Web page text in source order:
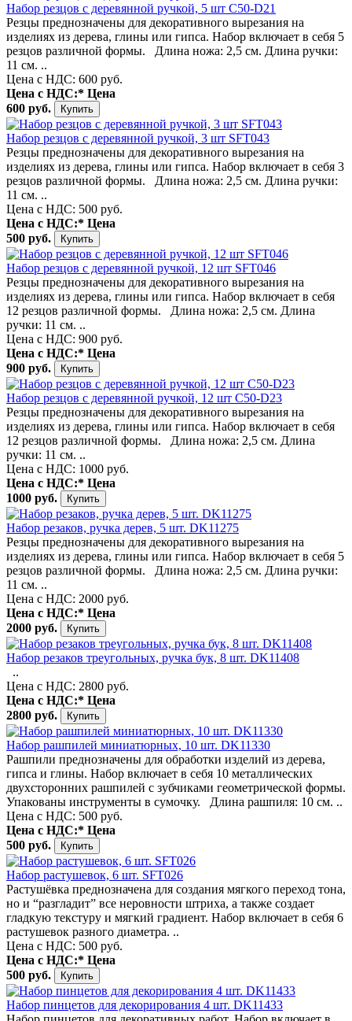
Набор резцов с деревянной ручкой, 5 шт C50-D21
Резцы преднозначены для декоративного вырезания на
изделиях из дерева, глины или гипса. Набор включает в себя 5
резцов различной формы. Длина ножа: 2,5 см. Длина ручки:
11 см. ..
Цена с НДС: 600 руб.
Цена с НДС:* Цена
600 руб.
Набор резцов с деревянной ручкой, 3 шт SFT043
Резцы преднозначены для декоративного вырезания на
изделиях из дерева, глины или гипса. Набор включает в себя 3
резцов различной формы. Длина ножа: 2,5 см. Длина ручки:
11 см. ..
Цена с НДС: 500 руб.
Цена с НДС:* Цена
500 руб.
Набор резцов с деревянной ручкой, 12 шт SFT046
Резцы преднозначены для декоративного вырезания на
изделиях из дерева, глины или гипса. Набор включает в себя
12 резцов различной формы. Длина ножа: 2,5 см. Длина
ручки: 11 см. ..
Цена с НДС: 900 руб.
Цена с НДС:* Цена
900 руб.
Набор резцов с деревянной ручкой, 12 шт C50-D23
Резцы преднозначены для декоративного вырезания на
изделиях из дерева, глины или гипса. Набор включает в себя
12 резцов различной формы. Длина ножа: 2,5 см. Длина
ручки: 11 см. ..
Цена с НДС: 1000 руб.
Цена с НДС:* Цена
1000 руб.
Набор резаков, ручка дерев, 5 шт. DK11275
Резцы преднозначены для декоративного вырезания на
изделиях из дерева, глины или гипса. Набор включает в себя 5
резцов различной формы. Длина ножа: 2,5 см. Длина ручки:
11 см. ..
Цена с НДС: 2000 руб.
Цена с НДС:* Цена
2000 руб.
Набор резаков треугольных, ручка бук, 8 шт. DK11408
..
Цена с НДС: 2800 руб.
Цена с НДС:* Цена
2800 руб.
Набор рашпилей миниатюрных, 10 шт. DK11330
Рашпили преднозначены для обработки изделий из дерева,
гипса и глины. Набор включает в себя 10 металлических
двухсторонних рашпилей с зубчиками геометрической формы.
Упакованы инструменты в сумочку. Длина рашпиля: 10 см. ..
Цена с НДС: 500 руб.
Цена с НДС:* Цена
500 руб.
Набор растушевок, 6 шт. SFT026
Растушёвка преднозначена для создания мягкого переход тона,
но и “разгладит” все неровности штриха, а также создает
гладкую текстуру и мягкий градиент. Набор включает в себя 6
растушевок разного диаметра. ..
Цена с НДС: 500 руб.
Цена с НДС:* Цена
500 руб.
Набор пинцетов для декорирования 4 шт. DK11433